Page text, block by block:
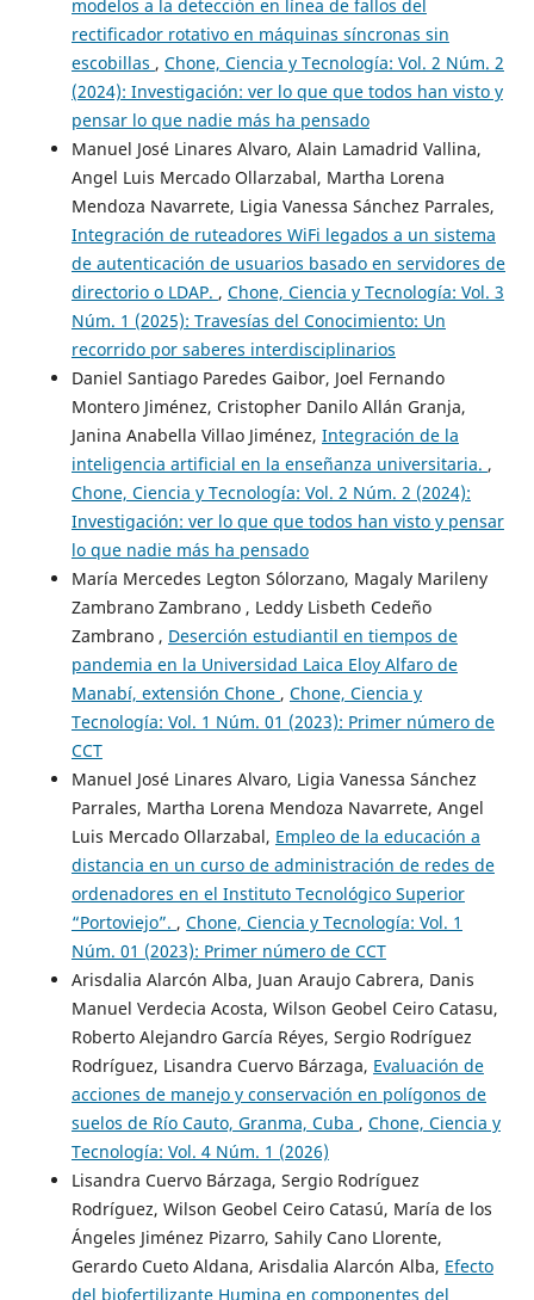
modelos a la detección en línea de fallos del
rectificador rotativo en máquinas síncronas sin
escobillas , Chone, Ciencia y Tecnología: Vol. 2 Núm. 2
(2024): Investigación: ver lo que que todos han visto y
pensar lo que nadie más ha pensado
Manuel José Linares Alvaro, Alain Lamadrid Vallina,
Angel Luis Mercado Ollarzabal, Martha Lorena
Mendoza Navarrete, Ligia Vanessa Sánchez Parrales,
Integración de ruteadores WiFi legados a un sistema
de autenticación de usuarios basado en servidores de
directorio o LDAP. , Chone, Ciencia y Tecnología: Vol. 3
Núm. 1 (2025): Travesías del Conocimiento: Un
recorrido por saberes interdisciplinarios
Daniel Santiago Paredes Gaibor, Joel Fernando
Montero Jiménez, Cristopher Danilo Allán Granja,
Janina Anabella Villao Jiménez, Integración de la
inteligencia artificial en la enseñanza universitaria. ,
Chone, Ciencia y Tecnología: Vol. 2 Núm. 2 (2024):
Investigación: ver lo que que todos han visto y pensar
lo que nadie más ha pensado
María Mercedes Legton Sólorzano, Magaly Marileny
Zambrano Zambrano , Leddy Lisbeth Cedeño
Zambrano , Deserción estudiantil en tiempos de
pandemia en la Universidad Laica Eloy Alfaro de
Manabí, extensión Chone , Chone, Ciencia y
Tecnología: Vol. 1 Núm. 01 (2023): Primer número de
CCT
Manuel José Linares Alvaro, Ligia Vanessa Sánchez
Parrales, Martha Lorena Mendoza Navarrete, Angel
Luis Mercado Ollarzabal, Empleo de la educación a
distancia en un curso de administración de redes de
ordenadores en el Instituto Tecnológico Superior
“Portoviejo”. , Chone, Ciencia y Tecnología: Vol. 1
Núm. 01 (2023): Primer número de CCT
Arisdalia Alarcón Alba, Juan Araujo Cabrera, Danis
Manuel Verdecia Acosta, Wilson Geobel Ceiro Catasu,
Roberto Alejandro García Réyes, Sergio Rodríguez
Rodríguez, Lisandra Cuervo Bárzaga, Evaluación de
acciones de manejo y conservación en polígonos de
suelos de Río Cauto, Granma, Cuba , Chone, Ciencia y
Tecnología: Vol. 4 Núm. 1 (2026)
Lisandra Cuervo Bárzaga, Sergio Rodríguez
Rodríguez, Wilson Geobel Ceiro Catasú, María de los
Ángeles Jiménez Pizarro, Sahily Cano Llorente,
Gerardo Cueto Aldana, Arisdalia Alarcón Alba, Efecto
del biofertilizante Humina en componentes del